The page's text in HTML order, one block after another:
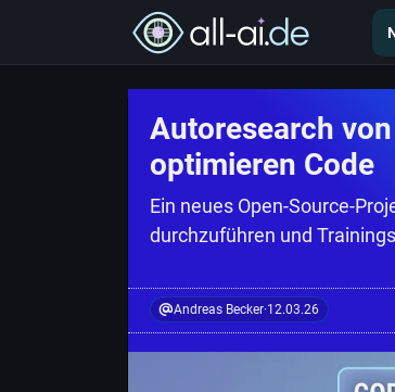
Autoresearch
optimieren Code
Ein neues Open-Source-
durchzuführen und
Andreas Becker·12.03.26